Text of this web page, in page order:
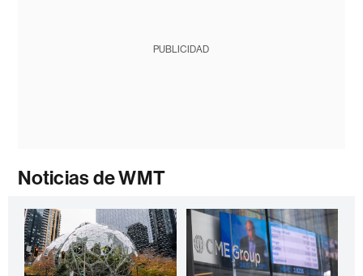
PUBLICIDAD
Noticias de WMT